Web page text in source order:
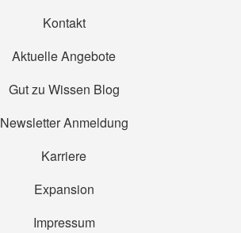
Kontakt
Aktuelle Angebote
Gut zu Wissen Blog
Newsletter Anmeldung
Karriere
Expansion
Impressum